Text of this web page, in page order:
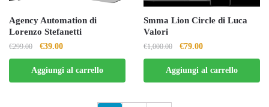
Agency Automation di
Lorenzo Stefanetti
€299.00
Il
prezzo
originale
era:
€39.00Il
prezzo
attuale
è:
Aggiungi al carrello
Smma Lion Circle di Luca
Valori
€1,000.00
Il
prezzo
originale
era:
€79.00Il
prezzo
attuale
è:
Aggiungi al carrello